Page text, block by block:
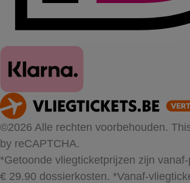
©2026 Alle rechten voorbehouden.
by reCAPTCHA.
*Getoonde vliegticketprijzen zijn
€ 29.90 dossierkosten. *Vanaf-